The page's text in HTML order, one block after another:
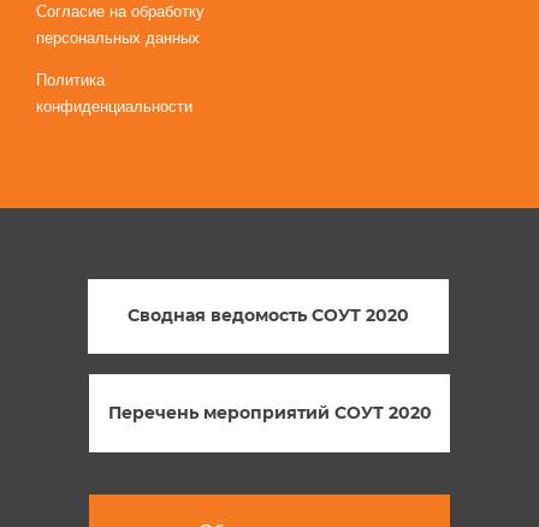
Согласие на обработку
персональных данных
Политика
конфиденциальности
Перечень мероприятий СОУТ 2020
Сводная ведомость СОУТ 2020